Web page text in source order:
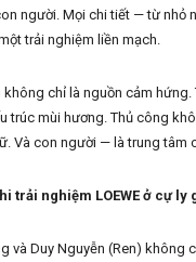
người. Mọi chi tiết — từ nhỏ
trải nghiệm liền mạch.
không chỉ là nguồn cảm hứng.
trúc mùi hương. Thủ công
Và con người — là trung tâm
trải nghiệm LOEWE ở cự ly
và Duy Nguyễn (Ren) không